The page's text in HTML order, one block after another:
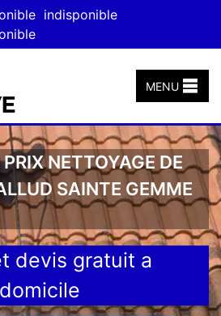
indisponible
MENU
NETTOYAGE DE
SAINTE GEMME
devis gratuit a
domicile